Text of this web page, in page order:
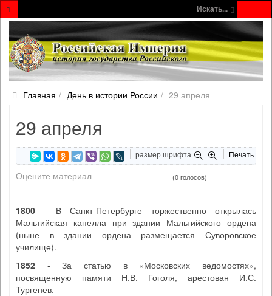
Искать...
Главная День в истории России 29 апреля
29 апреля
размер шрифта Печать
Оцените материал (0 голосов)
1800 - В Санкт-Петербурге торжественно открылась
Мальтийская капелла при здании Мальтийского ордена
(ныне в здании ордена размещается Суворовское
училище).
1852 - За статью в «Московских ведомостях»,
посвященную памяти Н.В. Гоголя, арестован И.С.
Тургенев.